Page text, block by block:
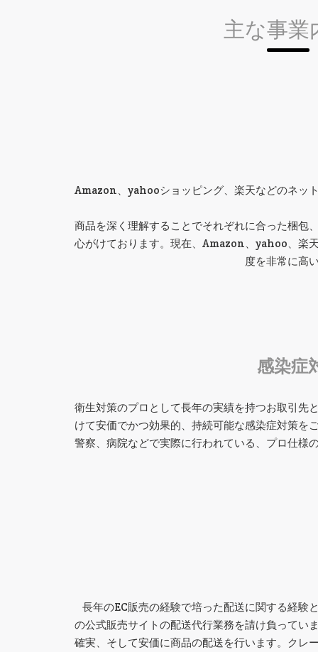
主な事業
Amazon、yahooショッピング、楽天などのネッ
商品を深く理解することでそれぞれに合った梱包
心がけております。現在、Amazon、yahoo、楽
度を非常に高
感染症
衛生対策のプロとして長年の実績を持つお取引先
けて安価でかつ効果的、持続可能な感染症対策を
警察、病院などで実際に行われている、プロ仕様
長年のEC販売の経験で培った配送に関する経験
の公式販売サイトの配送代行業務を請け負ってい
確実、そして安価に商品の配送を行います。クレ